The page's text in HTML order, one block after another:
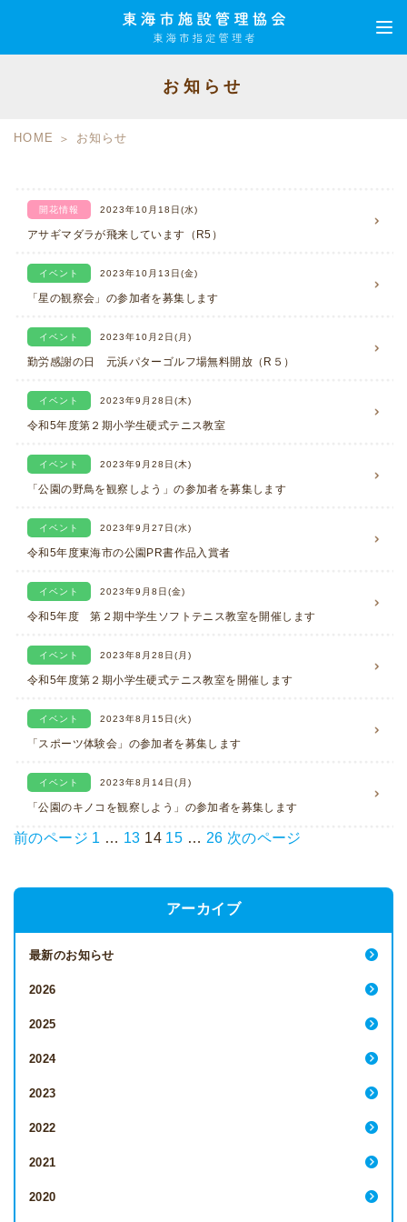
お知らせ
HOME お知らせ
開花情報 2023年10月18日(水)
アサギマダラが飛来しています（R5）
イベント 2023年10月13日(金)
「星の観察会」の参加者を募集します
イベント 2023年10月2日(月)
勤労感謝の日 元浜パターゴルフ場無料開放（R５）
イベント 2023年9月28日(木)
令和5年度第２期小学生硬式テニス教室
イベント 2023年9月28日(木)
「公園の野鳥を観察しよう」の参加者を募集します
イベント 2023年9月27日(水)
令和5年度東海市の公園PR書作品入賞者
イベント 2023年9月8日(金)
令和5年度 第２期中学生ソフトテニス教室を開催します
イベント 2023年8月28日(月)
令和5年度第２期小学生硬式テニス教室を開催します
イベント 2023年8月15日(火)
「スポーツ体験会」の参加者を募集します
イベント 2023年8月14日(月)
「公園のキノコを観察しよう」の参加者を募集します
前のページ 1 … 13 14 15 … 26 次のページ
アーカイブ
最新のお知らせ
2026
2025
2024
2023
2022
2021
2020